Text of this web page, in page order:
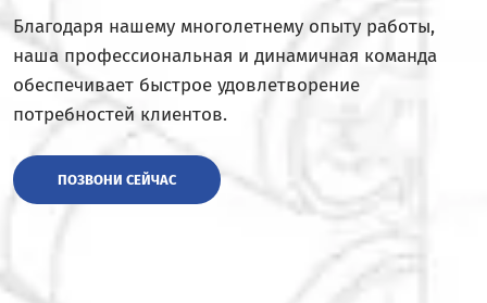
Благодаря нашему многолетнему опыту работы,
наша профессиональная и динамичная команда
обеспечивает быстрое удовлетворение
потребностей клиентов.
ПОЗВОНИ СЕЙЧАС